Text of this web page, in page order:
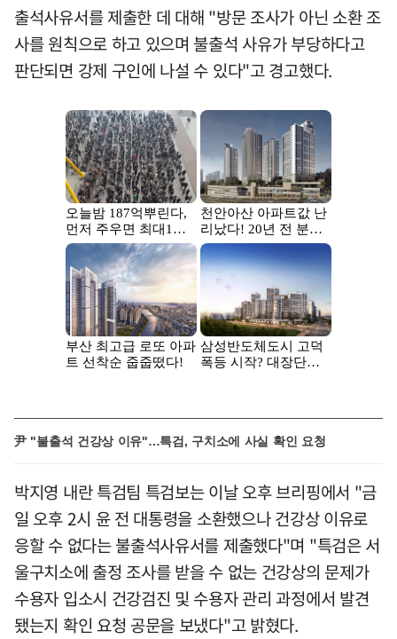
출석사유서를 제출한 데 대해 "방문 조사가 아닌 소환 조
사를 원칙으로 하고 있으며 불출석 사유가 부당하다고
판단되면 강제 구인에 나설 수 있다"고 경고했다.
尹 "불출석 건강상 이유"…특검, 구치소에 사실 확인 요청
박지영 내란 특검팀 특검보는 이날 오후 브리핑에서 "금
일 오후 2시 윤 전 대통령을 소환했으나 건강상 이유로
응할 수 없다는 불출석사유서를 제출했다"며 "특검은 서
울구치소에 출정 조사를 받을 수 없는 건강상의 문제가
수용자 입소시 건강검진 및 수용자 관리 과정에서 발견
됐는지 확인 요청 공문을 보냈다"고 밝혔다.